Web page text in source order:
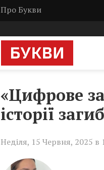
Про Букви
«Цифрове
історії
Неділя, 15 Червня, 2025 в